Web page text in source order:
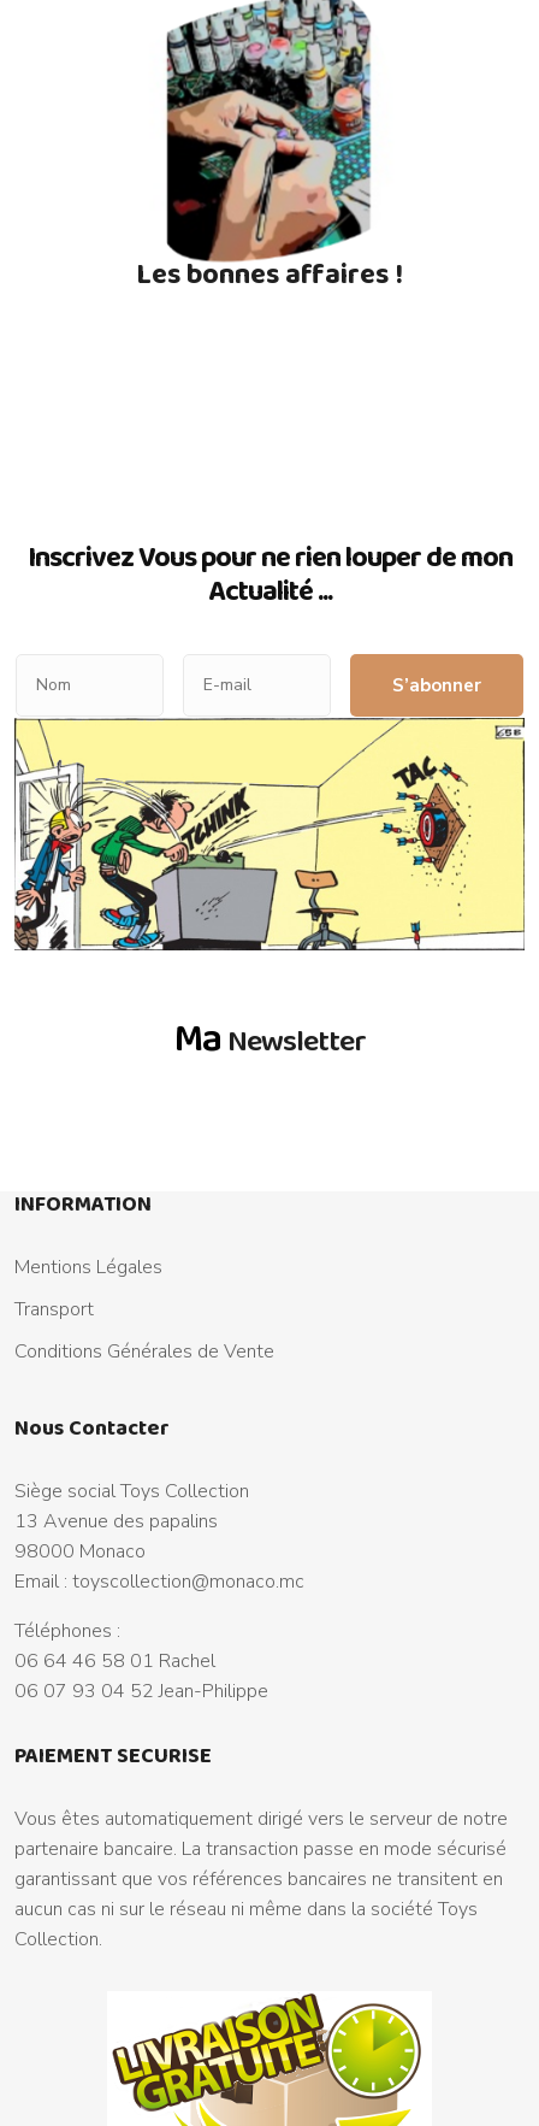
Les bonnes affaires !
Inscrivez Vous pour ne rien louper de mon
Actualité ...
S’abonner
Ma Newsletter
INFORMATION
Mentions Légales
Transport
Conditions Générales de Vente
Nous Contacter
Siège social Toys Collection
13 Avenue des papalins
98000 Monaco
Email : toyscollection@monaco.mc
Téléphones :
06 64 46 58 01 Rachel
06 07 93 04 52 Jean-Philippe
PAIEMENT SECURISE
Vous êtes automatiquement dirigé vers le serveur de notre
partenaire bancaire. La transaction passe en mode sécurisé
garantissant que vos références bancaires ne transitent en
aucun cas ni sur le réseau ni même dans la société Toys
Collection.